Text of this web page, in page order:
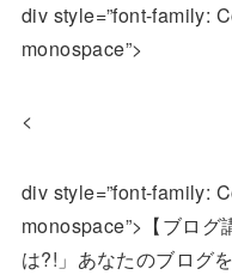
div style=”font-family:
monospace”>
<
div style=”font-family:
monospace”>【ブログ
は?!」あなたのブログ